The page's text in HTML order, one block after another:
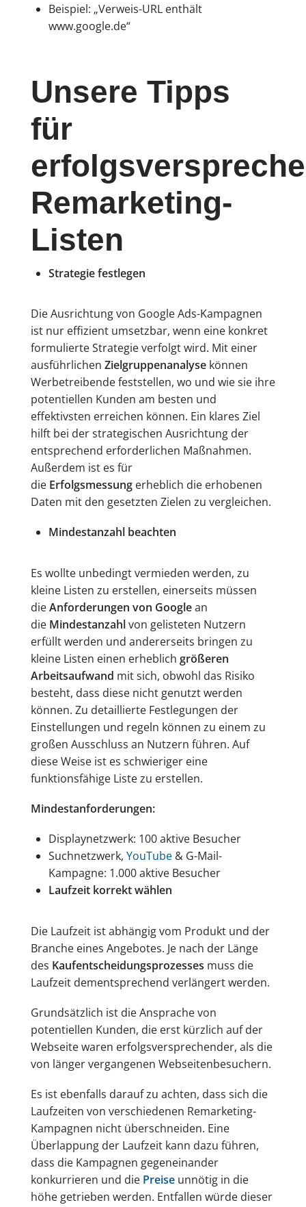
Beispiel: „Verweis-URL enthält
www.google.de“
Unsere Tipps
für
Remarketing-
Listen
Strategie festlegen
Die Ausrichtung von Google Ads-Kampagnen
ist nur effizient umsetzbar, wenn eine konkret
formulierte Strategie verfolgt wird. Mit einer
ausführlichen Zielgruppenanalysekönnen
Werbetreibende feststellen, wo und wie sie ihre
potentiellen Kunden am besten und
effektivsten erreichen können. Ein klares Ziel
hilft bei der strategischen Ausrichtung der
entsprechend erforderlichen Maßnahmen.
Außerdem ist es für
die Erfolgsmessung erheblich die erhobenen
Daten mit den gesetzten Zielen zu vergleichen.
Mindestanzahl beachten
Es wollte unbedingt vermieden werden, zu
kleine Listen zu erstellen, einerseits müssen
dieAnforderungen von Googlean
die Mindestanzahlvon gelisteten Nutzern
erfüllt werden und andererseits bringen zu
kleine Listen einen erheblich größeren
Arbeitsaufwand mit sich, obwohl das Risiko
besteht, dass diese nicht genutzt werden
können. Zu detaillierte Festlegungen der
Einstellungen und regeln können zu einem zu
großen Ausschluss an Nutzern führen. Auf
diese Weise ist es schwieriger eine
funktionsfähige Liste zu erstellen.
Mindestanforderungen:
Displaynetzwerk: 100 aktive Besucher
Suchnetzwerk,YouTube & G-Mail-
Kampagne: 1.000 aktive Besucher
Laufzeit korrekt wählen
Die Laufzeit ist abhängig vom Produkt und der
Branche eines Angebotes. Je nach der Länge
des Kaufentscheidungsprozesses muss die
Laufzeit dementsprechend verlängert werden.
Grundsätzlich ist die Ansprache von
potentiellen Kunden, die erst kürzlich auf der
Webseite waren erfolgsversprechender, als die
von länger vergangenen Webseitenbesuchern.
Es ist ebenfalls darauf zu achten, dass sich die
Laufzeiten von verschiedenen Remarketing-
Kampagnen nicht überschneiden. Eine
Überlappung der Laufzeit kann dazu führen,
dass die Kampagnen gegeneinander
konkurrieren und die Preiseunnötig in die
höhe getrieben werden. Entfallen würde dieser